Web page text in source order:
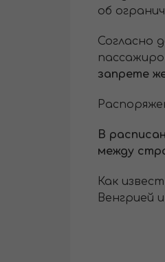
об
Согласно
запрете
В
между
Как
Венгрией